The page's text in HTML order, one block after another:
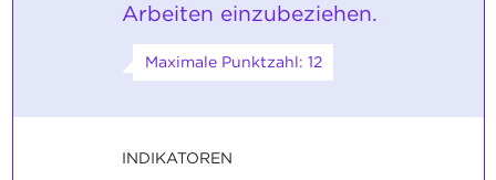
Arbeiten einzubeziehen.
Maximale Punktzahl: 12
INDIKATOREN